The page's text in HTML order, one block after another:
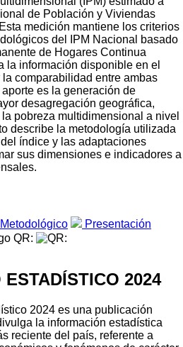
QR:
Distrital
Estadística (INE) presenta el
(IPM) estimado a
de Población y Viviendas
medición mantiene los criterios
del IPM Nacional basado
de Hogares Continua
la información disponible en el
comparabilidad entre ambas
es la generación de
desagregación geográfica,
pobreza multidimensional a nivel
describe la metodología utilizada
Presentación